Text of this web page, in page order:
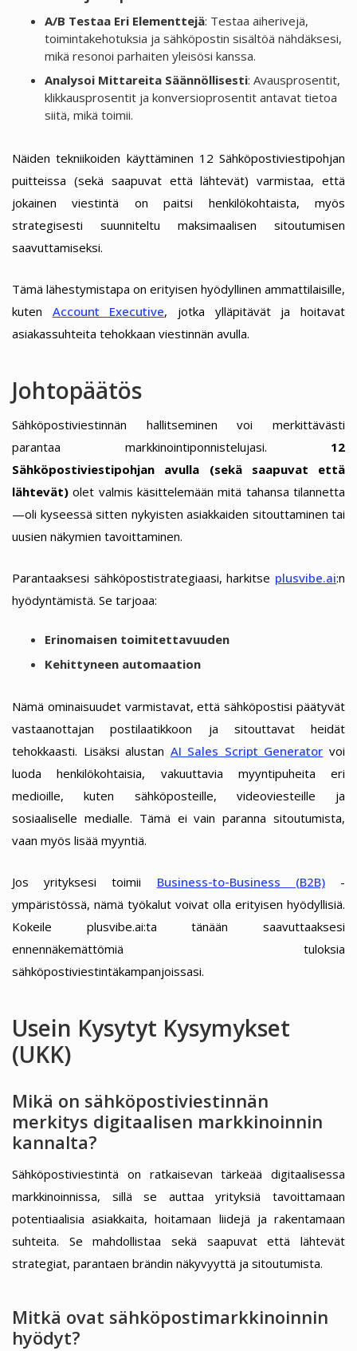
A/B Testaa Eri Elementtejä: Testaa aiherivejä,
toimintakehotuksia ja sähköpostin sisältöä nähdäksesi,
mikä resonoi parhaiten yleisösi kanssa.
Analysoi Mittareita Säännöllisesti: Avausprosentit,
klikkausprosentit ja konversioprosentit antavat tietoa
siitä, mikä toimii.
Näiden tekniikoiden käyttäminen 12 Sähköpostiviestipohjan
puitteissa (sekä saapuvat että lähtevät) varmistaa, että
jokainen viestintä on paitsi henkilökohtaista, myös
strategisesti suunniteltu maksimaalisen sitoutumisen
saavuttamiseksi.
Tämä lähestymistapa on erityisen hyödyllinen ammattilaisille,
kuten Account Executive, jotka ylläpitävät ja hoitavat
asiakassuhteita tehokkaan viestinnän avulla.
Johtopäätös
Sähköpostiviestinnän hallitseminen voi merkittävästi
parantaa markkinointiponnistelujasi. 12
Sähköpostiviestipohjan avulla (sekä saapuvat että
lähtevät) olet valmis käsittelemään mitä tahansa tilannetta
—oli kyseessä sitten nykyisten asiakkaiden sitouttaminen tai
uusien näkymien tavoittaminen.
Parantaaksesi sähköpostistrategiaasi, harkitse plusvibe.ai:n
hyödyntämistä. Se tarjoaa:
Erinomaisen toimitettavuuden
Kehittyneen automaation
Nämä ominaisuudet varmistavat, että sähköpostisi päätyvät
vastaanottajan postilaatikkoon ja sitouttavat heidät
tehokkaasti. Lisäksi alustan AI Sales Script Generator voi
luoda henkilökohtaisia, vakuuttavia myyntipuheita eri
medioille, kuten sähköposteille, videoviesteille ja
sosiaaliselle medialle. Tämä ei vain paranna sitoutumista,
vaan myös lisää myyntiä.
Jos yrityksesi toimii Business-to-Business (B2B)-
ympäristössä, nämä työkalut voivat olla erityisen hyödyllisiä.
Kokeile plusvibe.ai:ta tänään saavuttaaksesi
ennennäkemättömiä tuloksia
sähköpostiviestintäkampanjoissasi.
Usein Kysytyt Kysymykset
(UKK)
Mikä on sähköpostiviestinnän
merkitys digitaalisen markkinoinnin
kannalta?
Sähköpostiviestintä on ratkaisevan tärkeää digitaalisessa
markkinoinnissa, sillä se auttaa yrityksiä tavoittamaan
potentiaalisia asiakkaita, hoitamaan liidejä ja rakentamaan
suhteita. Se mahdollistaa sekä saapuvat että lähtevät
strategiat, parantaen brändin näkyvyyttä ja sitoutumista.
Mitkä ovat sähköpostimarkkinoinnin
hyödyt?